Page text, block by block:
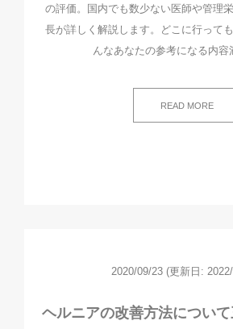
の評価。国内でも数少ない医師や管理
長が詳しく解説します。どこに行って
んなあなたの参考になる内容
READ MORE
2020/09/23 (更新日:
ヘルニアの改善方法につい